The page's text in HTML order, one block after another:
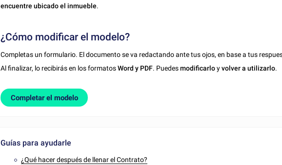
encuentre ubicado el inmueble.
¿Cómo modificar el modelo?
Completas un formulario. El documento se va redactando ante tus ojos, en base a tus
Al finalizar, lo recibirás en los formatosWord y PDF. Puedesmodificarloyvolver a utilizarlo.
Completar el modelo
Guías para ayudarle
¿Qué hacer después de llenar el Contrato?